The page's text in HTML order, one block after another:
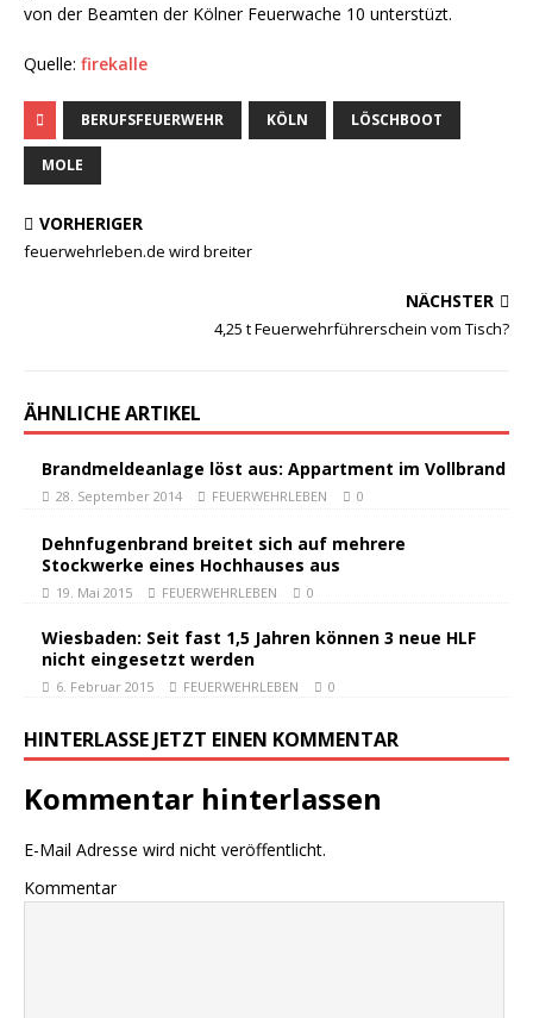
von der Beamten der Kölner Feuerwache 10 unterstüzt.
Quelle: firekalle
BERUFSFEUERWEHR KÖLN LÖSCHBOOT
MOLE
VORHERIGER
feuerwehrleben.de wird breiter
NÄCHSTER
4,25 t Feuerwehrführerschein vom Tisch?
ÄHNLICHE ARTIKEL
Brandmeldeanlage löst aus: Appartment im Vollbrand
28. September 2014 FEUERWEHRLEBEN 0
Dehnfugenbrand breitet sich auf mehrere
Stockwerke eines Hochhauses aus
19. Mai 2015 FEUERWEHRLEBEN 0
Wiesbaden: Seit fast 1,5 Jahren können 3 neue HLF
nicht eingesetzt werden
6. Februar 2015 FEUERWEHRLEBEN 0
HINTERLASSE JETZT EINEN KOMMENTAR
Kommentar hinterlassen
E-Mail Adresse wird nicht veröffentlicht.
Kommentar